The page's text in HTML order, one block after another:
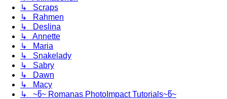
↳ Scraps
↳ Rahmen
↳ Deslina
↳ Annette
↳ Maria
↳ Snakelady
↳ Sabry
↳ Dawn
↳ Macy
↳ ~წ~ Romanas PhotoImpact Tutorials~წ~